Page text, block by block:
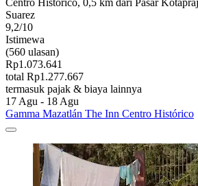
Centro Historico, 0,5 km dari Pasar
Suarez
9,2/10
Istimewa
(560 ulasan)
Rp1.073.641
total Rp1.277.667
termasuk pajak & biaya lainnya
17 Agu - 18 Agu
Gamma Mazatlán The Inn Centro Histórico